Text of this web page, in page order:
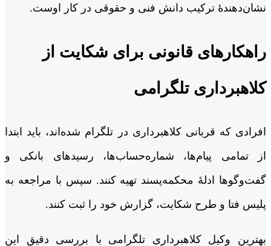
نشان‌دهندۀ ترکیب دانش فنی و حقوقی در کار اوست.
راهکارهای قانونی برای شکایت از
کلاهبرداری تلگرامی
افرادی که قربانی کلاهبرداری در تلگرام شده‌اند، باید ابتدا
از تمامی پیام‌ها، شماره‌حساب‌ها، رسیدهای بانکی و
گفت‌وگوها ادلۀ محکمه‌پسند تهیه کنند. سپس با مراجعه به
پلیس فتا و طرح شکایت، گزارش خود را ثبت کنند.
بهترین وکیل کلاهبرداری تلگرامی با بررسی دقیق این